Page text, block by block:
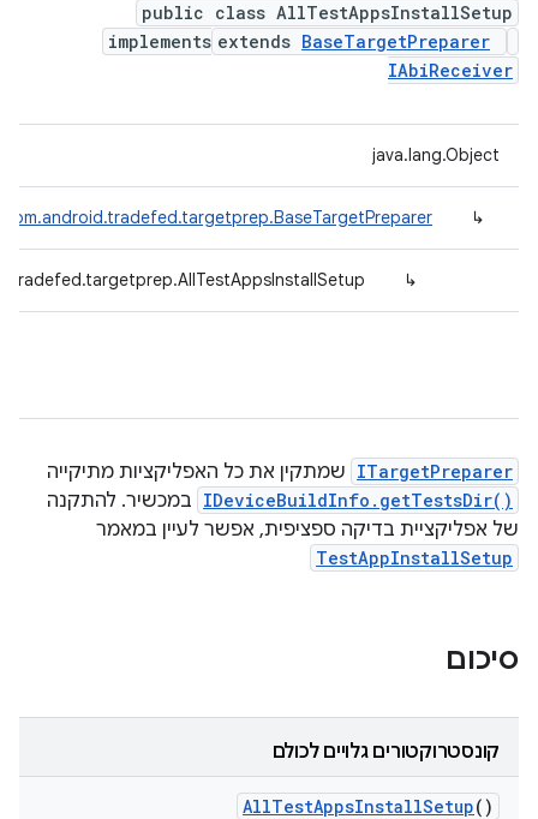
public class AllTestAppsInstallSetup
extends BaseTargetPreparer
implements
IAbiReceiver
java.lang.Object
↳
com.android.tradefed.targetprep.BaseTargetPreparer
↳
ITargetPreparer שמתקין את כל האפליקציות מתיקייה
IDeviceBuildInfo.getTestsDir() במכשיר. להתקנה
של אפליקציית בדיקה ספציפית, אפשר לעיין במאמר
TestAppInstallSetup
סיכום
קונסטרוקטורים גלויים לכולם
AllTestAppsInstallSetup()